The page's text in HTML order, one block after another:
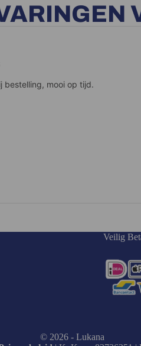
Veilig
© 2026 - Lukana